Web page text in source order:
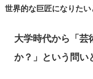
世界的な巨匠になりた
大学時代から「芸
か？」という問い